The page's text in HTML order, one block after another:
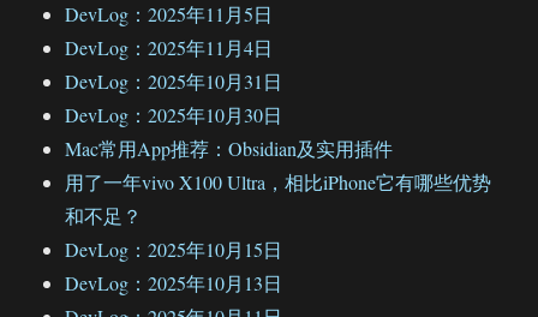
DevLog：2025年11月5日
DevLog：2025年11月4日
DevLog：2025年10月31日
DevLog：2025年10月30日
Mac常用App推荐：Obsidian及实用插件
用了一年vivo X100 Ultra，相比iPhone它有哪些优势
和不足？
DevLog：2025年10月15日
DevLog：2025年10月13日